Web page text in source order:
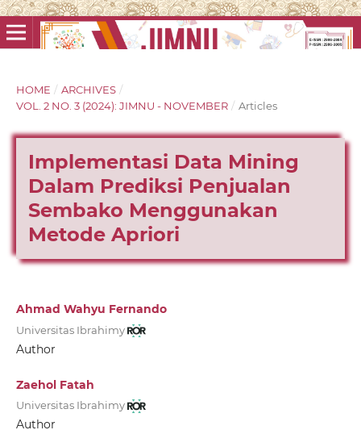
HOME / ARCHIVES /
VOL. 2 NO. 3 (2024): JIMNU - NOVEMBER / Articles
Implementasi Data Mining
Dalam Prediksi Penjualan
Sembako Menggunakan
Metode Apriori
Ahmad Wahyu Fernando
Universitas Ibrahimy
Author
Zaehol Fatah
Universitas Ibrahimy
Author